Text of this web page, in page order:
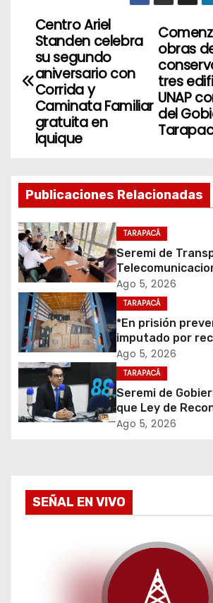
N
v
a
c
i
ó
n
d
e
e
n
a
obras
tres
UNAP
del
Centro Ariel
Standen celebra
su segundo
aniversario con
Corrida y
Caminata Familiar
gratuita en
Iquique
Publicaciones Relacionadas
TARAPACÁ
Seremi de
primera mesa de
para el retiro de
desuso en Iquique
Ago 5, 2026
TARAPACÁ
*En prisión
imputado por
cigarrillos
millones*
Ago 5, 2026
TARAPACÁ
Seremi de
que Ley de
Nacional
Ago 5, 2026
SEÑAL EN VIVO